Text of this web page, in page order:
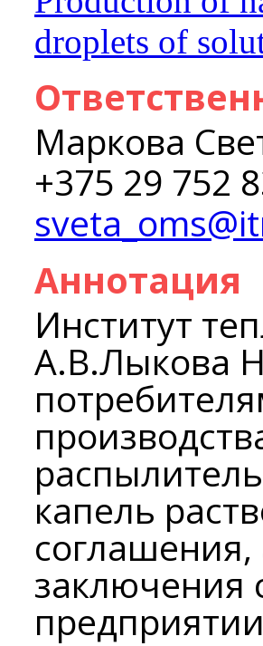
droplets of
Маркова
+375 29 752
Аннотация
Институт
А.В.Лыкова
капель
заключения